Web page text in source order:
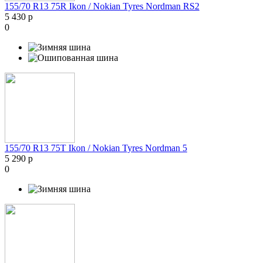
155/70 R13 75R Ikon / Nokian Tyres Nordman RS2
5 430 р
0
155/70 R13 75T Ikon / Nokian Tyres Nordman 5
5 290 р
0